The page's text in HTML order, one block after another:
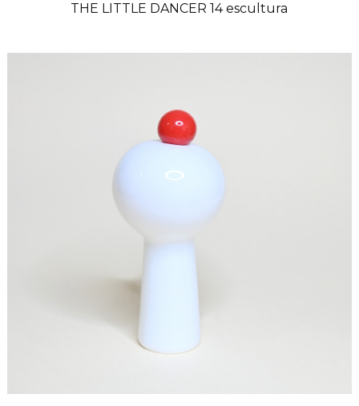
THE LITTLE DANCER 14 escultura